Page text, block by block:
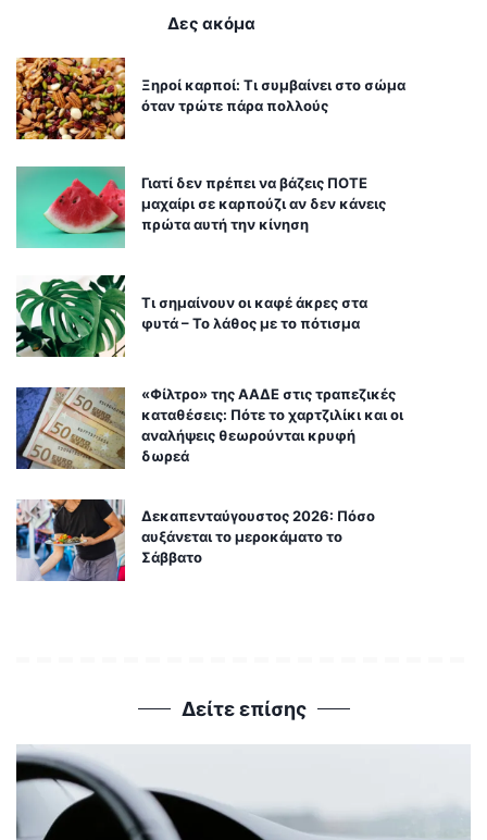
Δες ακόμα
Ξηροί καρποί: Τι συμβαίνει στο σώμα
όταν τρώτε πάρα πολλούς
Γιατί δεν πρέπει να βάζεις ΠΟΤΕ
μαχαίρι σε καρπούζι αν δεν κάνεις
πρώτα αυτή την κίνηση
Τι σημαίνουν οι καφέ άκρες στα
φυτά – Το λάθος με το πότισμα
«Φίλτρο» της ΑΑΔΕ στις τραπεζικές
καταθέσεις: Πότε το χαρτζιλίκι και οι
αναλήψεις θεωρούνται κρυφή
δωρεά
Δεκαπενταύγουστος 2026: Πόσο
αυξάνεται το μεροκάματο το
Σάββατο
Δείτε επίσης